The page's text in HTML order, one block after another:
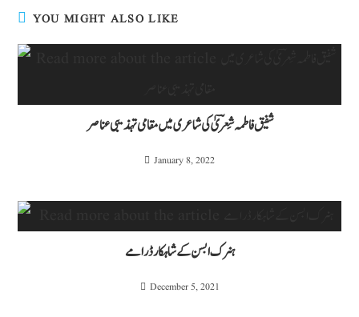
YOU MIGHT ALSO LIKE
شفیق فاطمہ شِعرؔیٰ کی شاعری میں مقامی تہذیبی عناصر
January 8, 2022
ہنرک ابسن کے شاہکار ڈرامے
December 5, 2021